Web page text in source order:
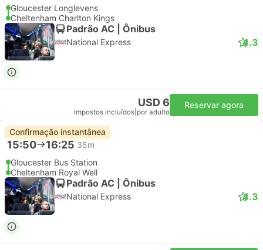
Gloucester Longlevens
Cheltenham Charlton Kings
Padrão AC | Ônibus
National Express 4.3
USD 6
Impostos incluídos por adulto
Reservar agora
Confirmação instantânea
15:50 16:25 35m
Gloucester Bus Station
Cheltenham Royal Well
Padrão AC | Ônibus
National Express 4.3